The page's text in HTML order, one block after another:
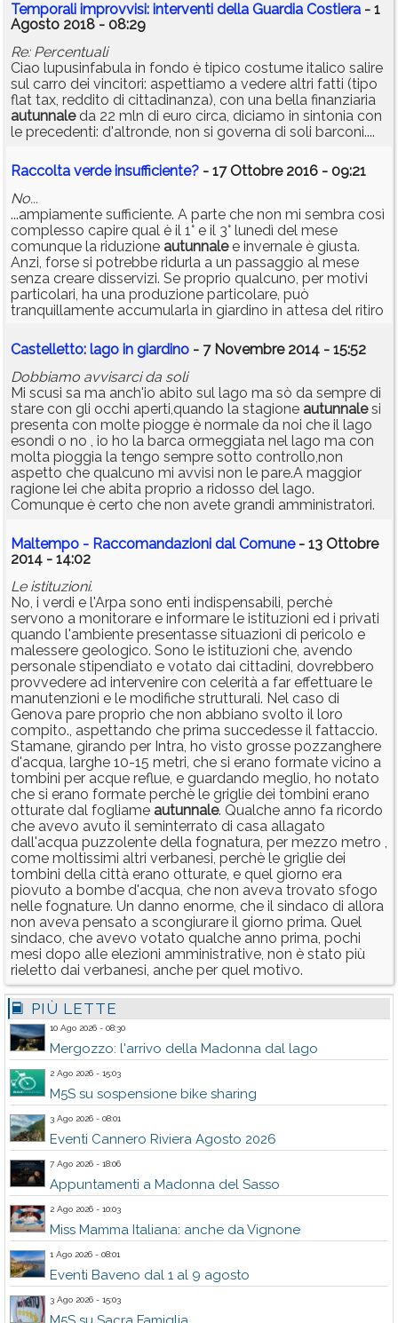
Temporali improvvisi: interventi della Guardia Costiera - 1
Agosto 2018 - 08:29
Re: Percentuali
Ciao lupusinfabula in fondo è tipico costume italico salire
sul carro dei vincitori: aspettiamo a vedere altri fatti (tipo
flat tax, reddito di cittadinanza), con una bella finanziaria
autunnaleda 22 mln di euro circa, diciamo in sintonia con
le precedenti: d'altronde, non si governa di soli barconi....
Raccolta verde insufficiente? - 17 Ottobre 2016 - 09:21
No...
...ampiamente sufficiente. A parte che non mi sembra così
complesso capire qual è il 1° e il 3° lunedì del mese
comunque la riduzione autunnalee invernale è giusta.
Anzi, forse si potrebbe ridurla a un passaggio al mese
senza creare disservizi. Se proprio qualcuno, per motivi
particolari, ha una produzione particolare, può
tranquillamente accumularla in giardino in attesa del ritiro
Castelletto: lago in giardino - 7 Novembre 2014 - 15:52
Dobbiamo avvisarci da soli
Mi scusi sa ma anch'io abito sul lago ma sò da sempre di
stare con gli occhi aperti,quando la stagione autunnalesi
presenta con molte piogge è normale da noi che il lago
esondi o no , io ho la barca ormeggiata nel lago ma con
molta pioggia la tengo sempre sotto controllo,non
aspetto che qualcuno mi avvisi non le pare.A maggior
ragione lei che abita proprio a ridosso del lago.
Comunque è certo che non avete grandi amministratori.
Maltempo - Raccomandazioni dal Comune- 13 Ottobre
2014 - 14:02
Le istituzioni.
No, i verdi e l'Arpa sono enti indispensabili, perchè
servono a monitorare e informare le istituzioni ed i privati
quando l'ambiente presentasse situazioni di pericolo e
malessere geologico. Sono le istituzioni che, avendo
personale stipendiato e votato dai cittadini, dovrebbero
provvedere ad intervenire con celerità a far effettuare le
manutenzioni e le modifiche strutturali. Nel caso di
Genova pare proprio che non abbiano svolto il loro
compito., aspettando che prima succedesse il fattaccio.
Stamane, girando per Intra, ho visto grosse pozzanghere
d'acqua, larghe 10-15 metri, che si erano formate vicino a
tombini per acque reflue, e guardando meglio, ho notato
che si erano formate perchè le griglie dei tombini erano
otturate dal fogliame autunnale. Qualche anno fa ricordo
che avevo avuto il seminterrato di casa allagato
dall'acqua puzzolente della fognatura, per mezzo metro ,
come moltissimi altri verbanesi, perchè le griglie dei
tombini della città erano otturate, e quel giorno era
piovuto a bombe d'acqua, che non aveva trovato sfogo
nelle fognature. Un danno enorme, che il sindaco di allora
non aveva pensato a scongiurare il giorno prima. Quel
sindaco, che avevo votato qualche anno prima, pochi
mesi dopo alle elezioni amministrative, non è stato più
rieletto dai verbanesi, anche per quel motivo.
PIÙ LETTE
10 Ago 2026 - 08:30
Mergozzo: l'arrivo della Madonna dal lago
2 Ago 2026 - 15:03
M5S su sospensione bike sharing
3 Ago 2026 - 08:01
Eventi Cannero Riviera Agosto 2026
7 Ago 2026 - 18:06
Appuntamenti a Madonna del Sasso
2 Ago 2026 - 10:03
Miss Mamma Italiana: anche da Vignone
1 Ago 2026 - 08:01
Eventi Baveno dal 1 al 9 agosto
3 Ago 2026 - 15:03